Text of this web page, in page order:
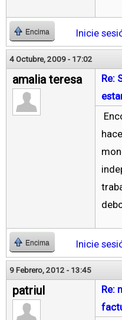
Encima Inicie
4 Octubre, 2009 - 17:02
amalia teresa
Re:
Encima Inicie
9 Febrero, 2012 - 13:45
patriul
Re: